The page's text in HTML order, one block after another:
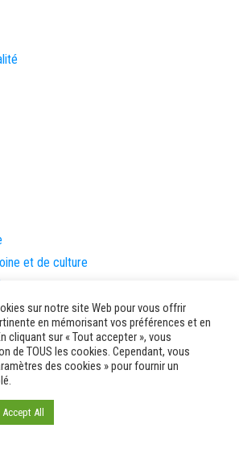
et de culture
sur notre site Web pour vous offrir
en mémorisant vos préférences et en
cliquant sur « Tout accepter », vous
de TOUS les cookies. Cependant, vous
des cookies » pour fournir un
Accept All